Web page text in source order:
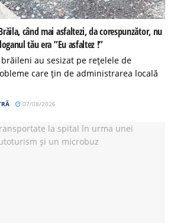
când mai asfaltezi, da corespunzător, nu
tău era ”Eu asfaltez !”
au sesizat pe rețelele de
care țin de administrarea locală
07/08/2026